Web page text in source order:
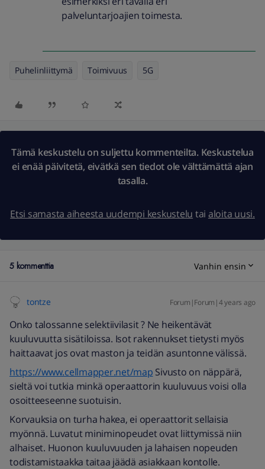
palveluntarjoajien toimesta.
Puhelinliittymä Toimivuus 5G
Tämä keskustelu on suljettu kommenteilta. Keskustelua
ei enää päivitetä, eivätkä sen tiedot ole välttämättä ajan
tasalla.
Etsi samasta aiheesta uudempi keskustelu tai aloita uusi.
5 kommenttia Vanhin ensin
tontze Forum|Forum|4 years ago
Onko talossanne selektiivilasit ? Ne heikentävät
kuuluvuutta sisätiloissa. Isot rakennukset tietysti myös
haittaavat jos ovat maston ja teidän asuntonne välissä.
https://www.cellmapper.net/map Sivusto on näppärä,
sieltä voi tutkia minkä operaattorin kuuluvuus voisi olla
osoitteeseenne suotuisin.
Korvauksia on turha hakea, ei operaattorit sellaisia
myönnä. Luvatut miniminopeudet ovat liittymissä niin
alhaiset. Huonon kuuluvuuden ja lahaisen nopeuden
todistamistaakka taitaa jäädä asiakkaan kontolle.